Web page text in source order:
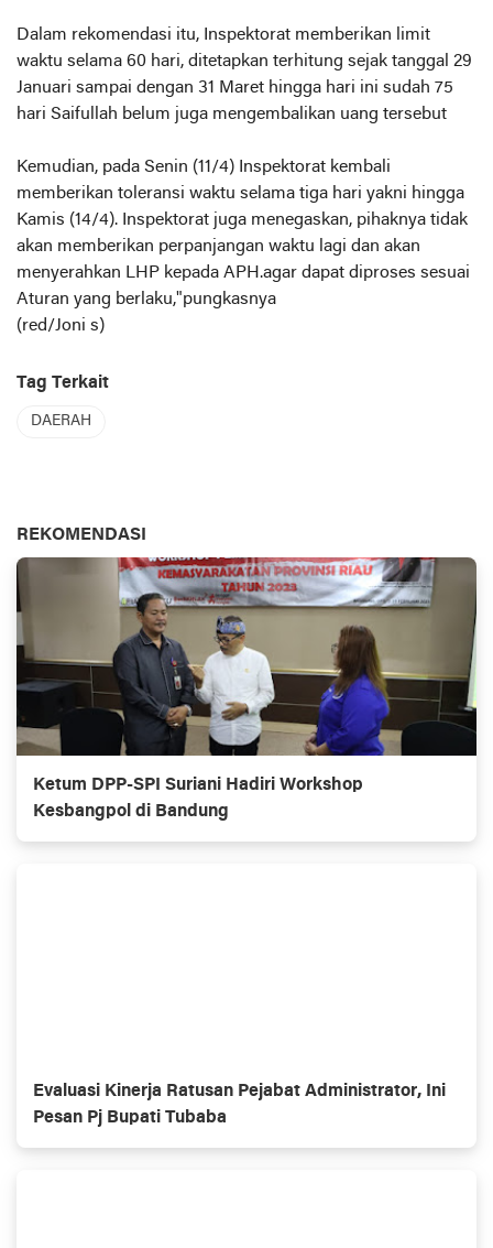
Dalam rekomendasi itu, Inspektorat memberikan limit
waktu selama 60 hari, ditetapkan terhitung sejak tanggal 29
Januari sampai dengan 31 Maret hingga hari ini sudah 75
hari Saifullah belum juga mengembalikan uang tersebut
Kemudian, pada Senin (11/4) Inspektorat kembali
memberikan toleransi waktu selama tiga hari yakni hingga
Kamis (14/4). Inspektorat juga menegaskan, pihaknya tidak
akan memberikan perpanjangan waktu lagi dan akan
menyerahkan LHP kepada APH.agar dapat diproses sesuai
Aturan yang berlaku,"pungkasnya
(red/Joni s)
Tag Terkait
DAERAH
REKOMENDASI
Ketum DPP-SPI Suriani Hadiri Workshop
Kesbangpol di Bandung
Evaluasi Kinerja Ratusan Pejabat Administrator, Ini
Pesan Pj Bupati Tubaba